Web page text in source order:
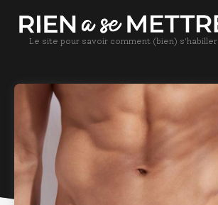
Le site pour savoir comment (bien) s'habiller